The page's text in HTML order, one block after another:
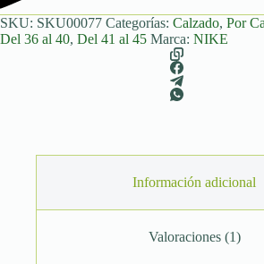
SKU: SKU00077 Categorías: Calzado, Por
Del 36 al 40, Del 41 al 45 Marca: NIKE
Información adicional
Valoraciones (1)